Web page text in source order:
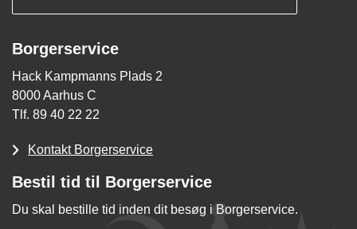
Borgerservice
Hack Kampmanns Plads 2
8000 Aarhus C
Tlf. 89 40 22 22
Kontakt Borgerservice
Bestil tid til Borgerservice
Du skal bestille tid inden dit besøg i Borgerservice.